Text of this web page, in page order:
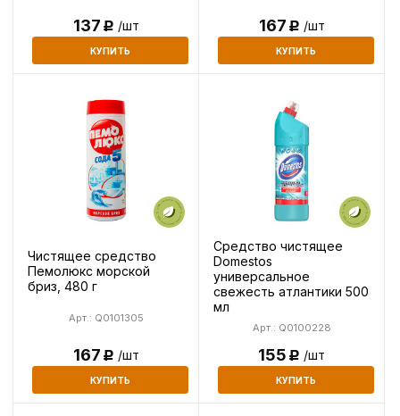
137Р /шт
КУПИТЬ
167Р /шт
КУПИТЬ
Чистящее средство
Пемолюкс морской
бриз, 480 г
Арт.: Q0101305
167Р /шт
КУПИТЬ
Средство чистящее
Domestos
универсальное
свежесть атлантики 500
мл
Арт.: Q0100228
155Р /шт
КУПИТЬ